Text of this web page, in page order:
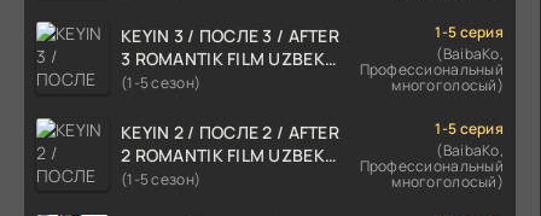
KEYIN 3 / ПОСЛЕ 3 / AFTER
3 ROMANTIK FILM UZBEK
TILIDA 2021 TARJIMA FILM
(1-5 сезон)
1-5 серия
(BaibaKo,
Профессиональный
многоголосый)
KEYIN 2 / ПОСЛЕ 2 / AFTER
2 ROMANTIK FILM UZBEK
TILIDA 2020 TARJIMA FILM
(1-5 сезон)
1-5 серия
(BaibaKo,
Профессиональный
многоголосый)